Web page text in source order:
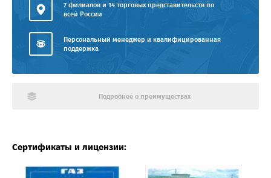
7 филиалов и 14 торговых представительств по
всей России
Персональный менеджер и квалифицированная
поддержка
Подробнее о преимуществах
Сертификаты и лицензии: